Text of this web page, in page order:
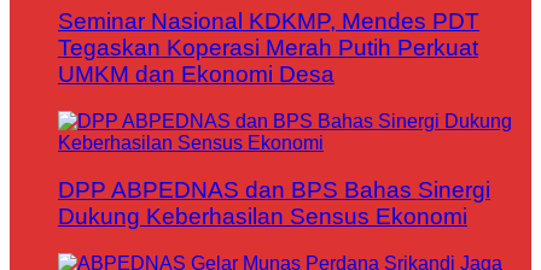
Seminar Nasional KDKMP, Mendes PDT
Tegaskan Koperasi Merah Putih Perkuat
UMKM dan Ekonomi Desa
DPP ABPEDNAS dan BPS Bahas Sinergi
Dukung Keberhasilan Sensus Ekonomi